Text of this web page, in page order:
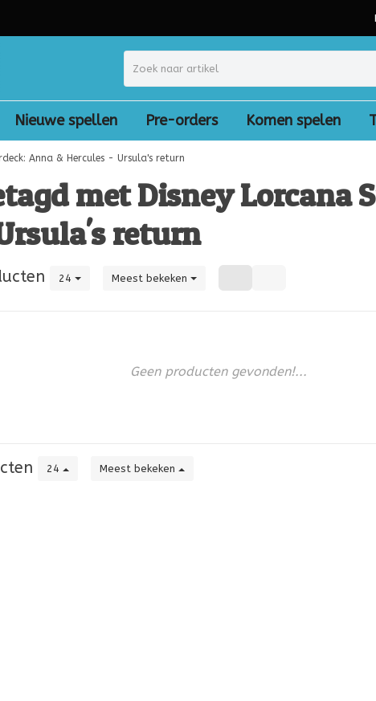
Nieuwe spellen Pre-orders Komen spelen
Anna & Hercules - Ursula's return
met Disney Lorcana
return
24 Meest bekeken
Geen producten gevonden!...
24 Meest bekeken